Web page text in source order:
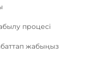
процесі
жабыңыз